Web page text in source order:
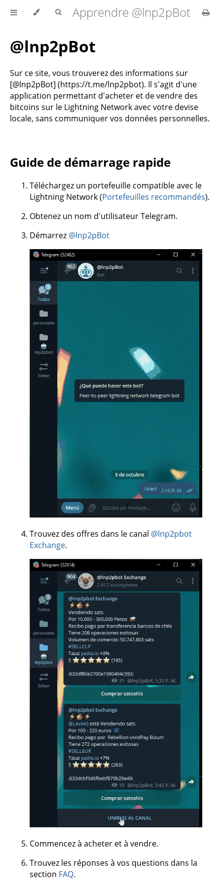
Apprendre @lnp2pBot
@lnp2pBot
Sur ce site, vous trouverez des informations sur
[@lnp2pBot] (https://t.me/lnp2pbot). Il s'agit d'une
application permettant d'acheter et de vendre des
bitcoins sur le Lightning Network avec votre devise
locale, sans communiquer vos données personnelles.
Guide de démarrage rapide
Téléchargez un portefeuille compatible avec le
Lightning Network (Portefeuilles recommandés).
Obtenez un nom d'utilisateur Telegram.
Démarrez @lnp2pBot
Trouvez des offres dans le canal @lnp2pbot
Exchange.
Commencez à acheter et à vendre.
Trouvez les réponses à vos questions dans la
section FAQ.